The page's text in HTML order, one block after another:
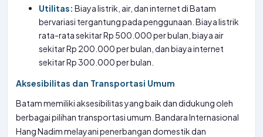
Utilitas: Biaya listrik, air, dan internet di Batam
bervariasi tergantung pada penggunaan. Biaya listrik
rata-rata sekitar Rp 500.000 per bulan, biaya air
sekitar Rp 200.000 per bulan, dan biaya internet
sekitar Rp 300.000 per bulan.
Aksesibilitas dan Transportasi Umum
Batam memiliki aksesibilitas yang baik dan didukung oleh
berbagai pilihan transportasi umum. Bandara Internasional
Hang Nadim melayani penerbangan domestik dan